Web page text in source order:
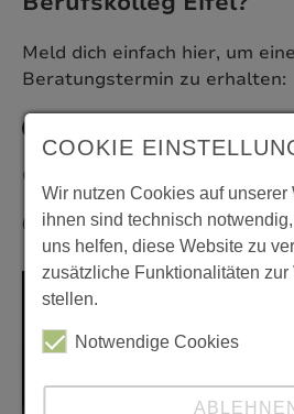
Meld dich einfach hier, um
Beratungstermin zu erhalten:
Oder auch gerne telefonisch:
0 24 41 7797-0
COOKIE
Wir nutzen Cookies auf
ihnen sind technisch
uns helfen, diese Website zu
zusätzliche Funktionalitäten zur
stellen.
Notwendige Cookies